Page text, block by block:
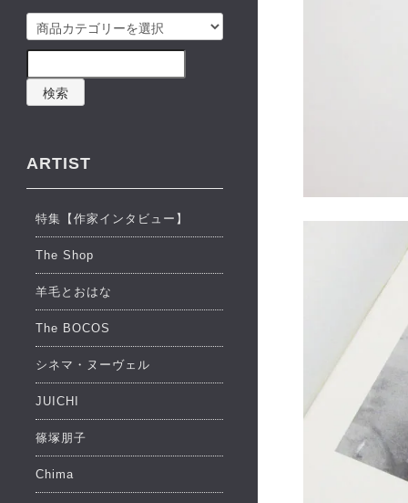
検索
ARTIST
特集【作家インタビュー】
The Shop
羊毛とおはな
The BOCOS
シネマ・ヌーヴェル
JUICHI
篠塚朋子
Chima